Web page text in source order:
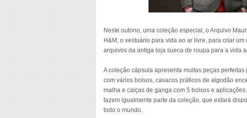
Neste outono, uma coleção especial, o Arquivo
H&M, o vestuário para vida ao ar livre, para criar
arquivos da antiga loja sueca de roupa para a vida
A coleção cápsula apresenta muitas peças
com vários bolsos, casacos práticos de algodão
malha e calças de ganga com 5 bolsos e
fazem igualmente parte da coleção, que estará
todo o mundo.